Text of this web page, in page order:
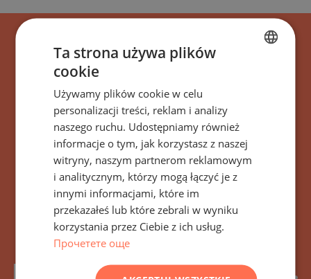
Zapisz się na wszystkie
wiadomości, aktualizacje
i nowe oferty dotyczące
budynku/kompleksu
Sofia - Blvd. Acad. Ivan
Evstatiev Geshov 18 Sofia,
GERMAN
FRENCH
ROMANIAN
Ta strona używa plików
cookie
Używamy plików cookie w celu
personalizacji treści, reklam i analizy
naszego ruchu. Udostępniamy również
informacje o tym, jak korzystasz z naszej
witryny, naszym partnerom reklamowym
i analitycznym, którzy mogą łączyć je z
innymi informacjami, które im
przekazałeś lub które zebrali w wyniku
korzystania przez Ciebie z ich usług.
Прочетете още